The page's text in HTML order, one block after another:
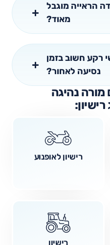
הראייה מוגבל
מאוד?
רקע חשוב בזמן
נסיעה לאחור?
נהיגה
רישיון לאופנוע
רישיון